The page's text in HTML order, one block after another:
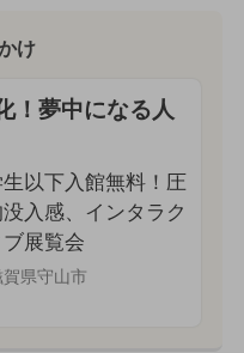
け
！夢中になる人
生以下入館無料！圧
入感、インタラク
展覧会
賀県守山市